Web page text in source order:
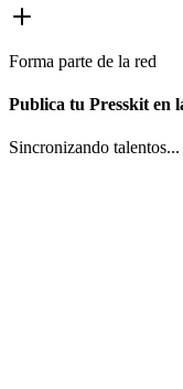
Forma parte de la red
Publica tu Presskit en
Sincronizando talentos...